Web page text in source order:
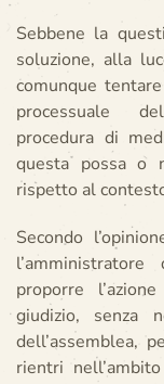
Sebbene la
soluzione, alla
comunque
processuale
procedura di
questa possa o
rispetto al
Secondo
proporre
giudizio, senza
dell’assemblea,
rientri